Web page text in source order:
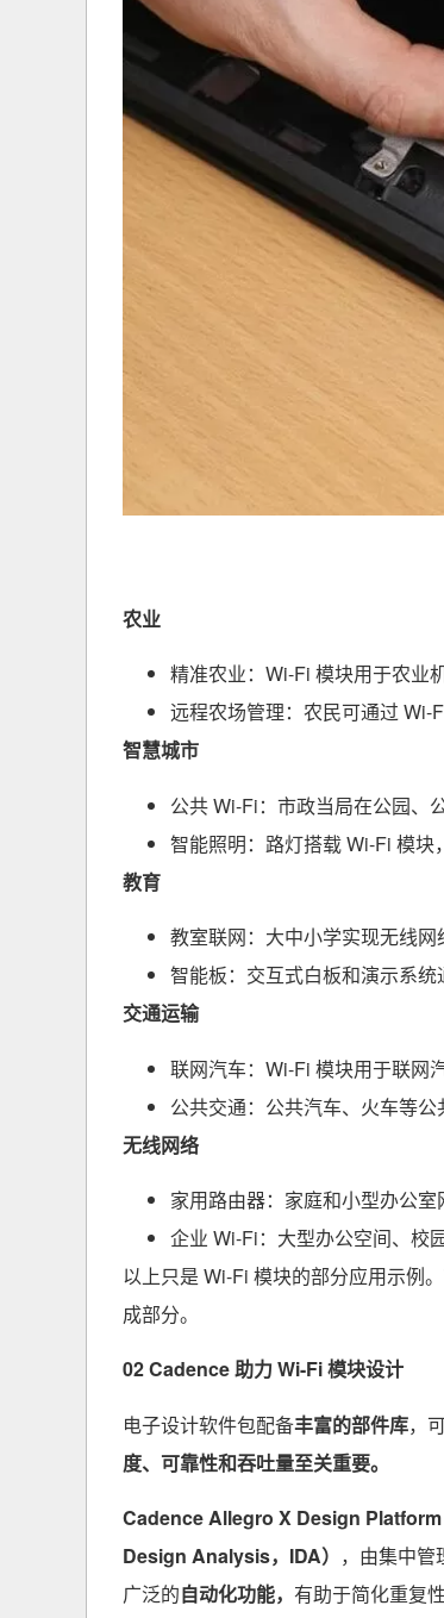
农业
精准农业：Wi-Fi 模块用于农业
远程农场管理：农民可通过 Wi-
智慧城市
公共 Wi-Fi：市政当局在公园、
智能照明：路灯搭载 Wi-Fi 模块
教育
教室联网：大中小学实现无线网
智能板： 交互式白板和演示系统
交通运输
联网汽车：Wi-Fi 模块用于联网
公共交通：公共汽车、火车等公
无线网络
家用路由器：家庭和小型办公室
企业 Wi-Fi：大型办公空间、校
以上只是 Wi-Fi 模块的部分应用示例
成部分。
02Cadence 助力 Wi-Fi 模块设计
电子设计软件包配备丰富的部件库，
度、可靠性和吞吐量至关重要。
CadenceAllegro X Design Platform
Design Analysis，IDA） ，由集中
广泛的自动化功能， 有助于简化重复